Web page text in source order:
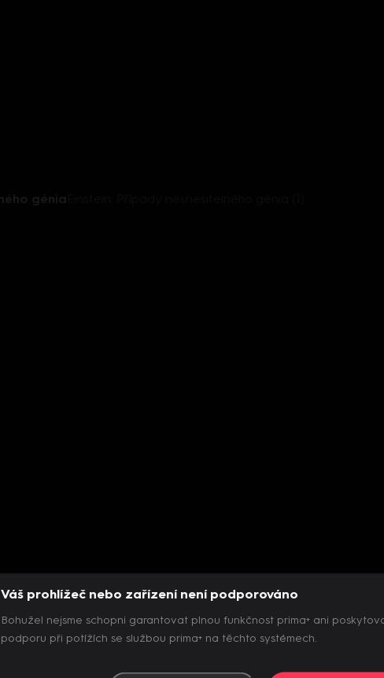
Váš prohlížeč nebo zařízení není podporováno
Bohužel nejsme schopni garantovat plnou funkčnost prima+ ani
podporu při potížích se službou prima+ na těchto systémech.